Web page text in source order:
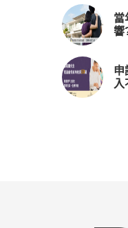
當
響
申
入